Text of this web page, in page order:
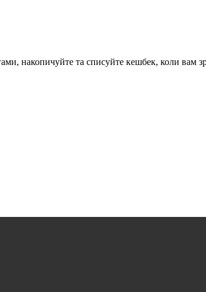
накопичуйте та списуйте кешбек, коли вам